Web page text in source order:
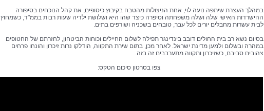
במהלך העצרת שיתפה נועה לוי, אחת הניצולות מהטבח בקיבוץ כיסופים, את קהל הנוכחים בסיפורה
ההישרדות האישי שלה ושלה משפחתה וסיפרה כיצד שהו היא ושלושת ילדיה שעות רבות בממ"ד, כשמחוץ
לבית עשרות מחבלים יורים לכל עבר, טובחים בשכניה ושורפים בתים.
בסיום נשא רב בית החולים דובב בינדינגר תפילה לשלום החיילים וכוחות הביטחון, לחזרתם של החטופים
במהרה ובשלום ולמען מדינת ישראל. לאחר מכן, בתום שירת התקווה, הודלקו נרות זיכרון והונחו פרחים
צהובים סביבם, כשזיכרון ותקווה מתערבבים זה בזה.
צפו בסרטון סיכום הטקס: